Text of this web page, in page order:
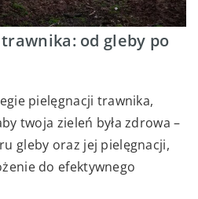
od gleby po
pielęgnacji trawnika,
twoja zieleń była zdrowa –
gleby oraz jej pielęgnacji,
do efektywnego